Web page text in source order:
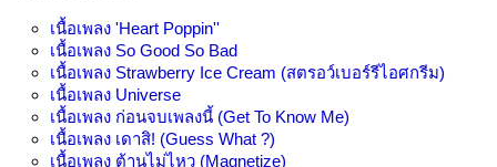
เนื้อเพลง 'Heart Poppin''
เนื้อเพลง So Good So Bad
เนื้อเพลง Strawberry Ice Cream (สตรอว์เบอร์รีไอศกรีม)
เนื้อเพลง Universe
เนื้อเพลง ก่อนจบเพลงนี้ (Get To Know Me)
เนื้อเพลง เดาสิ! (Guess What ?)
เนื้อเพลง ต้านไม่ไหว (Magnetize)